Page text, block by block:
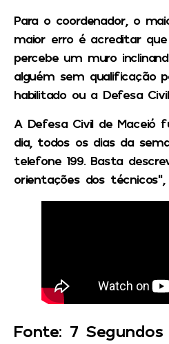
Para o coordenador, o
maior erro é acreditar
percebe um muro
alguém sem qualificação
habilitado ou a Defesa
A Defesa Civil de Maceió
dia, todos os dias da
telefone 199. Basta
orientações dos técnicos”,
Fonte: 7 Segundos